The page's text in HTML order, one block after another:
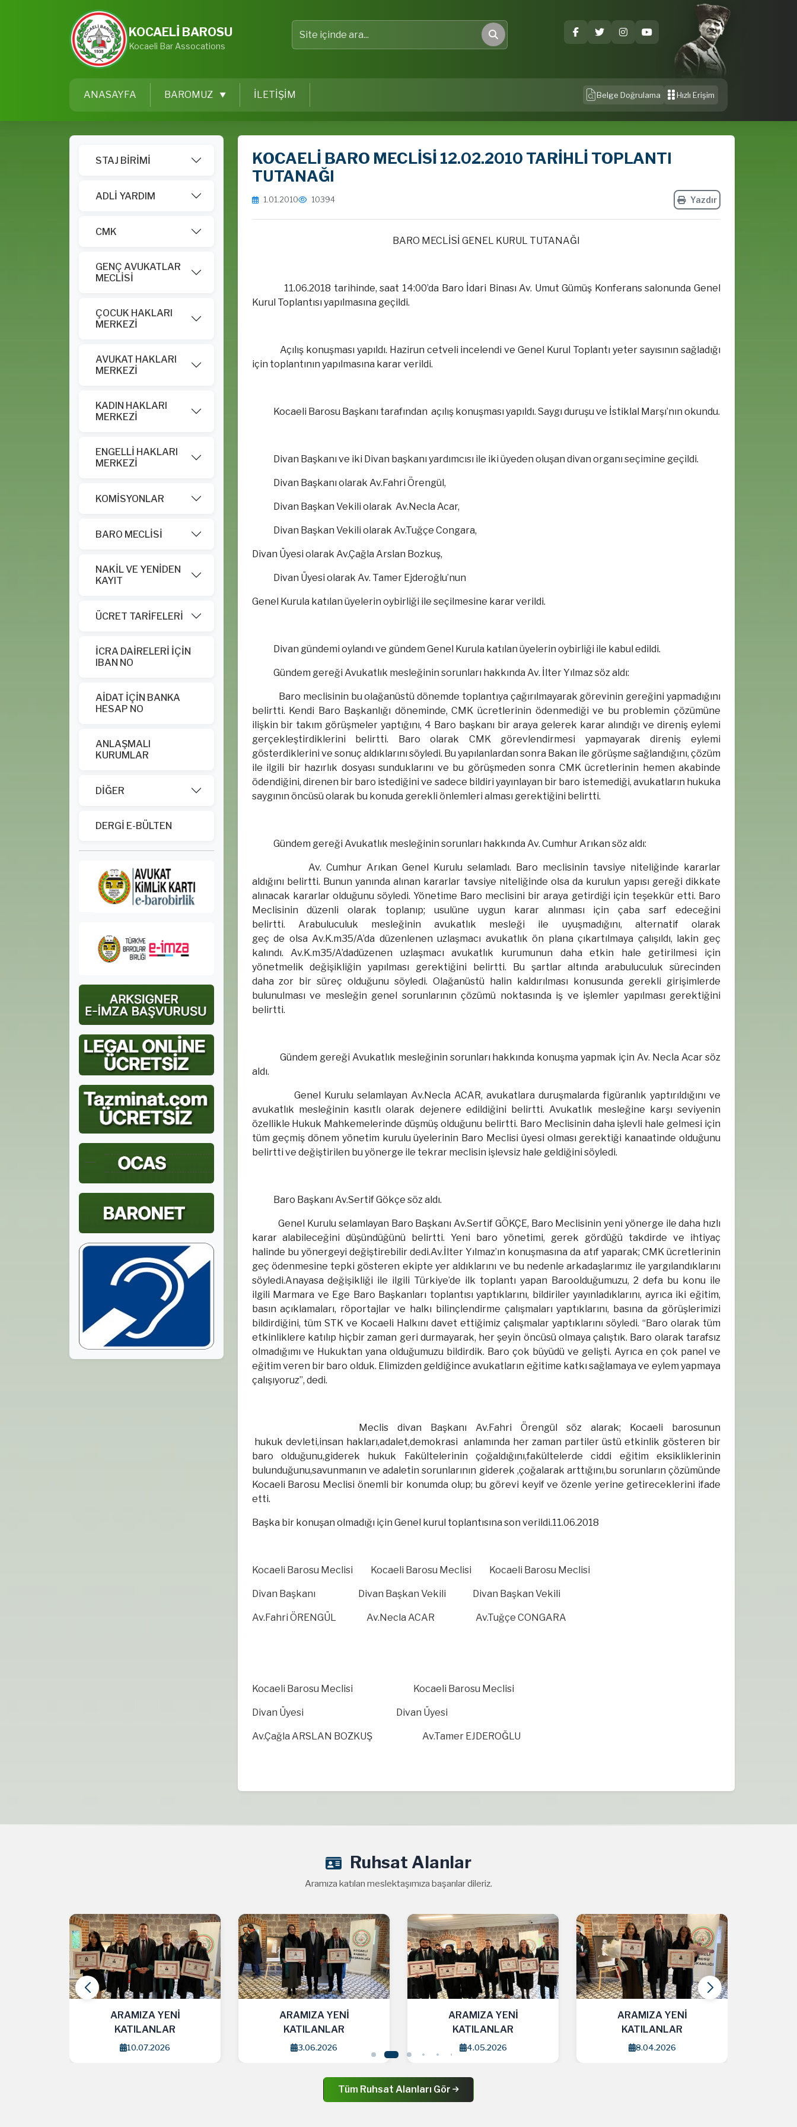
KOCAELİ BAROSU
Kocaeli Bar Assocations
Site içinde ara
Ara
ANASAYFA BAROMUZ İLETİŞİM Belge Doğrulama Hızlı Erişim
STAJ BİRİMİ
ADLİ YARDIM
CMK
GENÇ AVUKATLAR
MECLİSİ
ÇOCUK HAKLARI
MERKEZİ
AVUKAT HAKLARI
MERKEZİ
KADIN HAKLARI
MERKEZİ
ENGELLİ HAKLARI
MERKEZİ
KOMİSYONLAR
BARO MECLİSİ
NAKİL VE YENİDEN
KAYIT
ÜCRET TARİFELERİ
İCRA DAİRELERİ İÇİN
IBAN NO
AİDAT İÇİN BANKA
HESAP NO
ANLAŞMALI
KURUMLAR
DİĞER
DERGİ E-BÜLTEN
KOCAELİ BARO MECLİSİ 12.02.2010 TARİHLİ TOPLANTI
TUTANAĞI
1.01.2010 10394 Yazdır
BARO MECLİSİ GENEL KURUL TUTANAĞI
11.06.2018 tarihinde, saat 14:00’da Baro İdari Binası Av. Umut Gümüş Konferans salonunda Genel
Kurul Toplantısı yapılmasına geçildi.
Açılış konuşması yapıldı. Hazirun cetveli incelendi ve Genel Kurul Toplantı yeter sayısının sağladığı
için toplantının yapılmasına karar verildi.
Kocaeli Barosu Başkanı tarafından açılış konuşması yapıldı. Saygı duruşu ve İstiklal Marşı’nın okundu.
Divan Başkanı ve iki Divan başkanı yardımcısı ile iki üyeden oluşan divan organı seçimine geçildi.
Divan Başkanı olarak Av.Fahri Örengül,
Divan Başkan Vekili olarak Av.Necla Acar,
Divan Başkan Vekili olarak Av.Tuğçe Congara,
Divan Üyesi olarak Av.Çağla Arslan Bozkuş,
Divan Üyesi olarak Av. Tamer Ejderoğlu’nun
Genel Kurula katılan üyelerin oybirliği ile seçilmesine karar verildi.
Divan gündemi oylandı ve gündem Genel Kurula katılan üyelerin oybirliği ile kabul edildi.
Gündem gereği Avukatlık mesleğinin sorunları hakkında Av. İlter Yılmaz söz aldı:
Baro meclisinin bu olağanüstü dönemde toplantıya çağırılmayarak görevinin gereğini yapmadığını
belirtti. Kendi Baro Başkanlığı döneminde, CMK ücretlerinin ödenmediği ve bu problemin çözümüne
ilişkin bir takım görüşmeler yaptığını, 4 Baro başkanı bir araya gelerek karar alındığı ve direniş eylemi
gerçekleştirdiklerini belirtti. Baro olarak CMK görevlendirmesi yapmayarak direniş eylemi
gösterdiklerini ve sonuç aldıklarını söyledi. Bu yapılanlardan sonra Bakan ile görüşme sağlandığını, çözüm
ile ilgili bir hazırlık dosyası sunduklarını ve bu görüşmeden sonra CMK ücretlerinin hemen akabinde
ödendiğini, direnen bir baro istediğini ve sadece bildiri yayınlayan bir baro istemediği, avukatların hukuka
saygının öncüsü olarak bu konuda gerekli önlemleri alması gerektiğini belirtti.
Gündem gereği Avukatlık mesleğinin sorunları hakkında Av. Cumhur Arıkan söz aldı:
Av. Cumhur Arıkan Genel Kurulu selamladı. Baro meclisinin tavsiye niteliğinde kararlar
aldığını belirtti. Bunun yanında alınan kararlar tavsiye niteliğinde olsa da kurulun yapısı gereği dikkate
alınacak kararlar olduğunu söyledi. Yönetime Baro meclisini bir araya getirdiği için teşekkür etti. Baro
Meclisinin düzenli olarak toplanıp; usulüne uygun karar alınması için çaba sarf edeceğini
belirtti. Arabuluculuk mesleğinin avukatlık mesleği ile uyuşmadığını, alternatif olarak
geç de olsa Av.K.m35/A’da düzenlenen uzlaşmacı avukatlık ön plana çıkartılmaya çalışıldı, lakin geç
kalındı. Av.K.m35/A’dadüzenen uzlaşmacı avukatlık kurumunun daha etkin hale getirilmesi için
yönetmelik değişikliğin yapılması gerektiğini belirtti. Bu şartlar altında arabuluculuk sürecinden
daha zor bir süreç olduğunu söyledi. Olağanüstü halin kaldırılması konusunda gerekli girişimlerde
bulunulması ve mesleğin genel sorunlarının çözümü noktasında iş ve işlemler yapılması gerektiğini
belirtti.
Gündem gereği Avukatlık mesleğinin sorunları hakkında konuşma yapmak için Av. Necla Acar söz
aldı.
Genel Kurulu selamlayan Av.Necla ACAR, avukatlara duruşmalarda figüranlık yaptırıldığını ve
avukatlık mesleğinin kasıtlı olarak dejenere edildiğini belirtti. Avukatlık mesleğine karşı seviyenin
özellikle Hukuk Mahkemelerinde düşmüş olduğunu belirtti. Baro Meclisinin daha işlevli hale gelmesi için
tüm geçmiş dönem yönetim kurulu üyelerinin Baro Meclisi üyesi olması gerektiği kanaatinde olduğunu
belirtti ve değiştirilen bu yönerge ile tekrar meclisin işlevsiz hale geldiğini söyledi.
Baro Başkanı Av.Sertif Gökçe söz aldı.
Genel Kurulu selamlayan Baro Başkanı Av.Sertif GÖKÇE, Baro Meclisinin yeni yönerge ile daha hızlı
karar alabileceğini düşündüğünü belirtti. Yeni baro yönetimi, gerek gördüğü takdirde ve ihtiyaç
halinde bu yönergeyi değiştirebilir dedi.Av.İlter Yılmaz’ın konuşmasına da atıf yaparak; CMK ücretlerinin
geç ödenmesine tepki gösteren ekipte yer aldıklarını ve bu nedenle arkadaşlarımız ile yargılandıklarını
söyledi.Anayasa değişikliği ile ilgili Türkiye’de ilk toplantı yapan Baroolduğumuzu, 2 defa bu konu ile
ilgili Marmara ve Ege Baro Başkanları toplantısı yaptıklarını, bildiriler yayınladıklarını, ayrıca iki eğitim,
basın açıklamaları, röportajlar ve halkı bilinçlendirme çalışmaları yaptıklarını, basına da görüşlerimizi
bildirdiğini, tüm STK ve Kocaeli Halkını davet ettiğimiz çalışmalar yaptıklarını söyledi. “Baro olarak tüm
etkinliklere katılıp hiçbir zaman geri durmayarak, her şeyin öncüsü olmaya çalıştık. Baro olarak tarafsız
olmadığımı ve Hukuktan yana olduğumuzu bildirdik. Baro çok büyüdü ve gelişti. Ayrıca en çok panel ve
eğitim veren bir baro olduk. Elimizden geldiğince avukatların eğitime katkı sağlamaya ve eylem yapmaya
çalışıyoruz”, dedi.
Meclis divan Başkanı Av.Fahri Örengül söz alarak; Kocaeli barosunun
hukuk devleti,insan hakları,adalet,demokrasi anlamında her zaman partiler üstü etkinlik gösteren bir
baro olduğunu,giderek hukuk Fakültelerinin çoğaldığını,fakültelerde ciddi eğitim eksikliklerinin
bulunduğunu,savunmanın ve adaletin sorunlarının giderek ,çoğalarak arttığını,bu sorunların çözümünde
Kocaeli Barosu Meclisi önemli bir konumda olup; bu görevi keyif ve özenle yerine getireceklerini ifade
etti.
Başka bir konuşan olmadığı için Genel kurul toplantısına son verildi.11.06.2018
Kocaeli Barosu Meclisi Kocaeli Barosu Meclisi Kocaeli Barosu Meclisi
Divan Başkanı Divan Başkan Vekili Divan Başkan Vekili
Av.Fahri ÖRENGÜL Av.Necla ACAR Av.Tuğçe CONGARA
Kocaeli Barosu Meclisi Kocaeli Barosu Meclisi
Divan Üyesi Divan Üyesi
Av.Çağla ARSLAN BOZKUŞ Av.Tamer EJDEROĞLU
Ruhsat Alanlar
Aramıza katılan meslektaşımıza başarılar dileriz.
ARAMIZA YENİ
KATILANLAR
ARAMIZA YENİ
KATILANLAR
ARAMIZA YENİ
KATILANLAR
ARAMIZA YENİ
KATILANLAR
Tüm Ruhsat Alanları Gör